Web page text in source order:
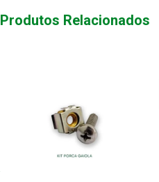
Produtos Relacionados